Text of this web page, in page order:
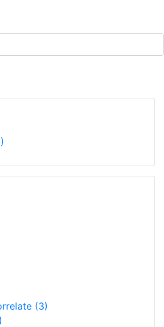
Ricerca -
(3)